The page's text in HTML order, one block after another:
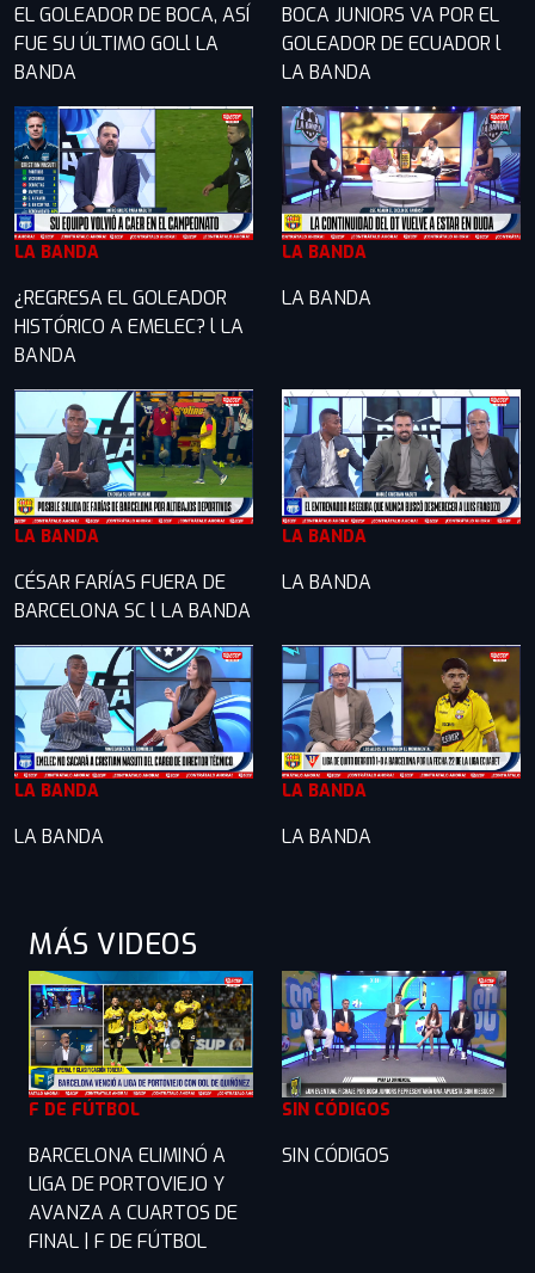
EL GOLEADOR DE BOCA, ASÍ
FUE SU ÚLTIMO GOLl LA
BANDA
BOCA JUNIORS VA POR EL
GOLEADOR DE ECUADOR l
LA BANDA
LA BANDA
¿REGRESA EL GOLEADOR
HISTÓRICO A EMELEC? l LA
BANDA
LA BANDA
LA BANDA
LA BANDA
CÉSAR FARÍAS FUERA DE
BARCELONA SC l LA BANDA
LA BANDA
LA BANDA
LA BANDA
LA BANDA
LA BANDA
LA BANDA
MÁS VIDEOS
F DE FÚTBOL
BARCELONA ELIMINÓ A
LIGA DE PORTOVIEJO Y
AVANZA A CUARTOS DE
FINAL | F DE FÚTBOL
SIN CÓDIGOS
SIN CÓDIGOS